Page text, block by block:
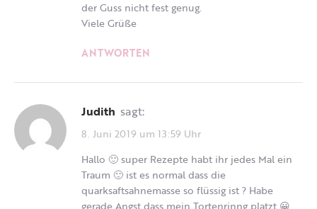
der Guss nicht fest genug.
Viele Grüße
ANTWORTEN
Judith sagt:
8. Juni 2019 um 13:59 Uhr
Hallo 🙂 super Rezepte habt ihr jedes Mal ein
Traum 🙂 ist es normal dass die
quarksaftsahnemasse so flüssig ist ? Habe
gerade Angst dass mein Tortenrinng platzt 😀